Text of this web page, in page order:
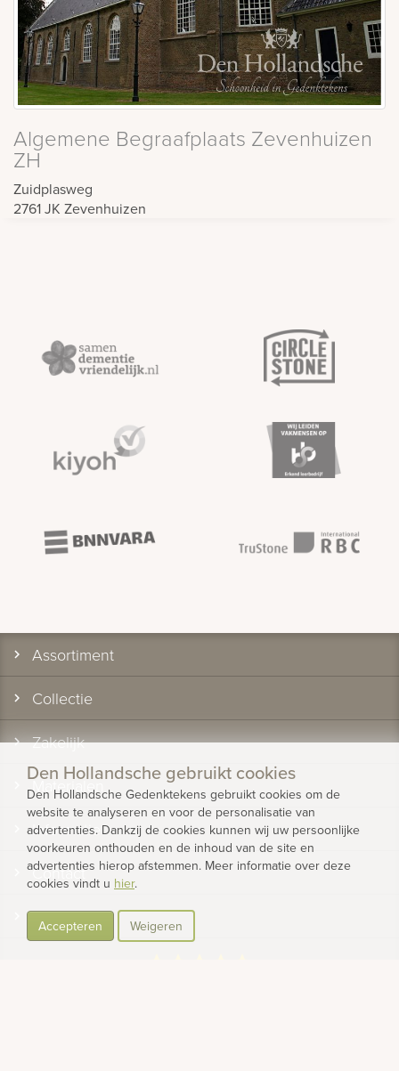
Algemene Begraafplaats Zevenhuizen
ZH
Zuidplasweg
2761 JK Zevenhuizen
Assortiment
Collectie
Zakelijk
Materialen
Informatie
Contact
Over ons
Den Hollandsche gebruikt cookies
Den Hollandsche Gedenktekens gebruikt cookies om de
website te analyseren en voor de personalisatie van
advertenties. Dankzij de cookies kunnen wij uw persoonlijke
voorkeuren onthouden en de inhoud van de site en
advertenties hierop afstemmen. Meer informatie over deze
cookies vindt u hier.
Accepteren Weigeren